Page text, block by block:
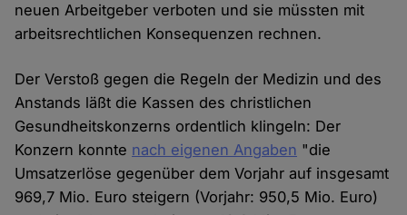
neuen Arbeitgeber verboten und sie müssten mit
arbeitsrechtlichen Konsequenzen rechnen.
Der Verstoß gegen die Regeln der Medizin und des
Anstands läßt die Kassen des christlichen
Gesundheitskonzerns ordentlich klingeln: Der
Konzern konnte nach eigenen Angaben "die
Umsatzerlöse gegenüber dem Vorjahr auf insgesamt
969,7 Mio. Euro steigern (Vorjahr: 950,5 Mio. Euro)